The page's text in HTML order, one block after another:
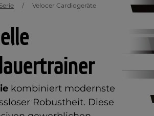
kombiniert modernste
Robustheit. Diese
Velocer Cardiogeräte